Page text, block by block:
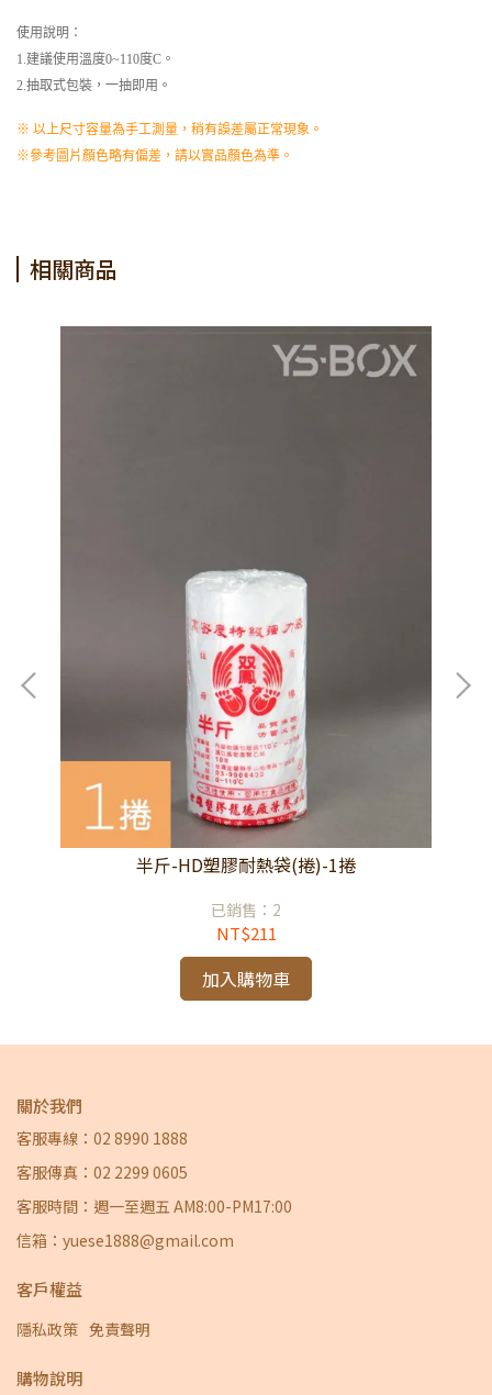
使用說明：
1.建議使用溫度0~110度C。
2.抽取式包裝，一抽即用。
※ 以上尺寸容量為手工測量，稍有誤差屬正常現象。
※參考圖片顏色略有偏差，請以實品顏色為準。
相關商品
半斤-HD塑膠耐熱袋(捲)-1捲
已銷售：2
NT$211
加入購物車
關於我們
客服專線：02 8990 1888
客服傳真：02 2299 0605
客服時間：週一至週五 AM8:00-PM17:00
信箱：yuese1888@gmail.com
客戶權益
隱私政策 免責聲明
購物說明